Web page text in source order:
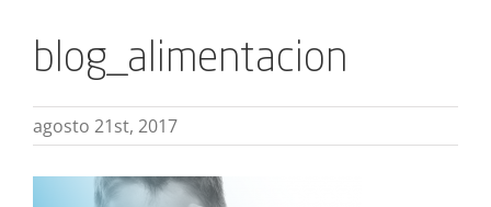
blog_alimentacion
agosto 21st, 2017